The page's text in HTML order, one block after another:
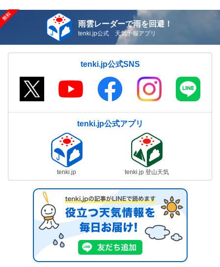
雨雲レーダーで雨を回避！
tenki.jp公式 天気予報アプリ
tenki.jp公式SNS
tenki.jp公式アプリ
tenki.jp tenki.jp 登山天気